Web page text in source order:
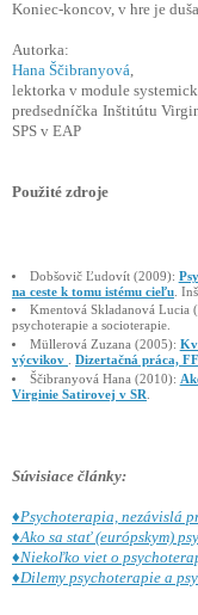
Koniec-koncov, v hre je
Autorka:
Hana Ščibranyová
lektorka v module
predsedníčka Inštitútu
SPS v EAP
Použité zdroje
Dobšovič Ľudovít (2009):
na ceste k tomu istému cieľu .
Kmentová Skladanová Lucia
psychoterapie a socioterapie.
Müllerová Zuzana (2005):
výcvikov
Dizertačná práca,
Ščibranyová Hana (2010):
Virginie Satirovej v SR
Súvisiace články:
♦Psychoterapia, nezávislá
♦Ako sa stať (európskym)
♦Niekoľko viet o
♦Dilemy psychoterapie a